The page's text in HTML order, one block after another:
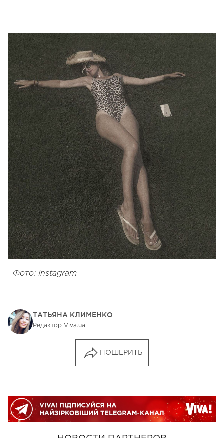
Фото: Instagram
ТАТЬЯНА КЛИМЕНКО
Редактор Viva.ua
ПОШЕРИТЬ